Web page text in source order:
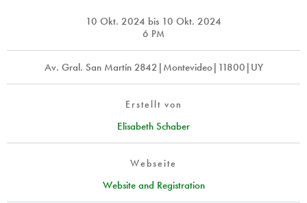
Texte
Ausstellungen
Mehr...
Neues Benutzerkonto erstellen
Neues Passwort anfordern
for
Teaching"
10 Okt. 2024 bis 10 Okt. 2024
6 PM
Av. Gral. San Martín 2842|Montevideo|11800|UY
Erstellt von
Elisabeth Schaber
Webseite
Website and Registration